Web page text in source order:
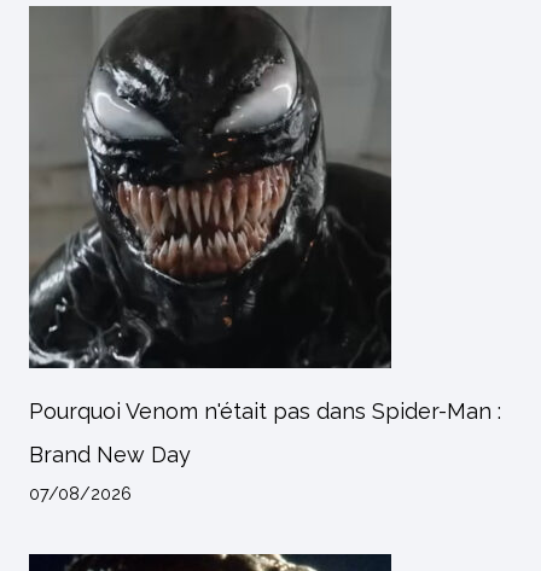
Pourquoi Venom n'était pas dans Spider-Man :
Brand New Day
07/08/2026